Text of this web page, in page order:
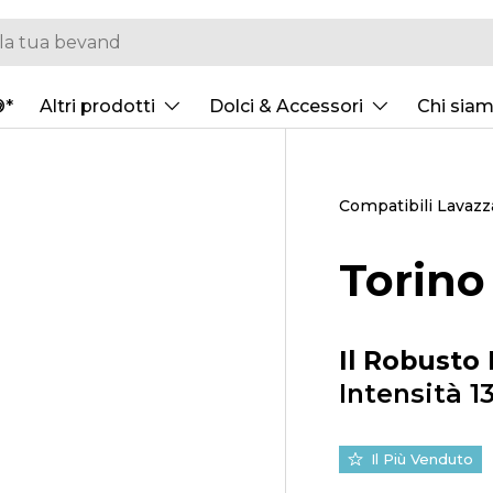
Altri prodotti Dolci & Accessori Chi
Compatibili
Torino
Il Robusto
Intensità
Il Più Venduto